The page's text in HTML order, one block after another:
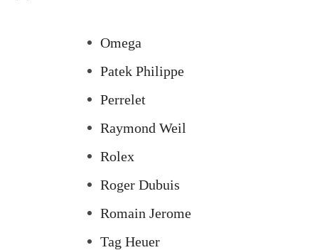
Omega
Patek Philippe
Perrelet
Raymond Weil
Rolex
Roger Dubuis
Romain Jerome
Tag Heuer